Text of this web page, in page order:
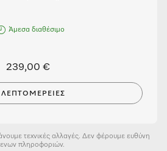
Άμεσα διαθέσιμο
239,00 €
ΛΕΠΤΟΜΈΡΕΙΕΣ
τεχνικές αλλαγές. Δεν φέρουμε ευθύνη
πληροφοριών.